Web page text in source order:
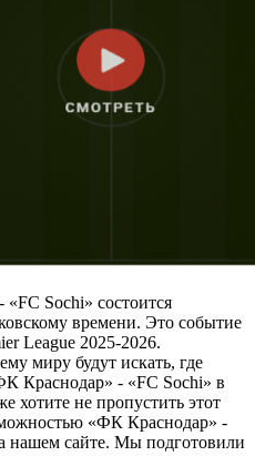
Sochi» состоится
времени. Это событие
League 2025-2026.
миру будут искать, где
Краснодар» - «FC Sochi» в
хотите не пропустить этот
«ФК Краснодар» -
нашем сайте. Мы подготовили